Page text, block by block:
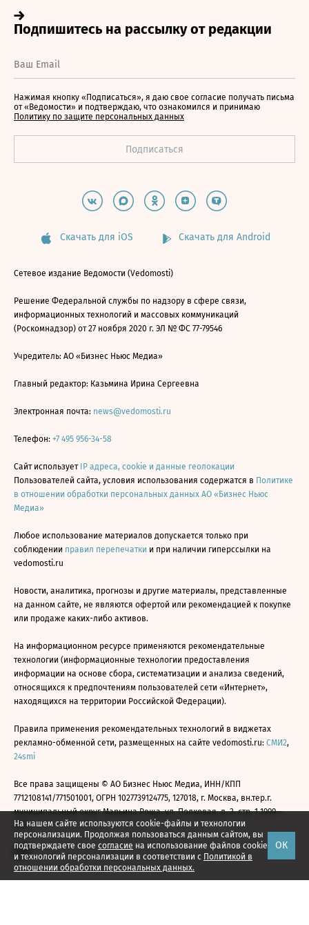
На нашем сайте используются cookie-файлы и технологии
персонализации. Продолжая пользоваться данным сайтом, вы
подтверждаете свое согласие на использование файлов cookie
и технологий персонализации в соответствии с Политикой в
отношении обработки персональных данных.
ОК
Нажимая кнопку «Подписаться», я даю свое согласие получать письма
от «Ведомости» и подтверждаю, что ознакомился и принимаю
Политику по защите персональных данных
Скачать для iOS Скачать для Android
Сетевое издание Ведомости (Vedomosti)
Решение Федеральной службы по надзору в сфере связи,
информационных технологий и массовых коммуникаций
(Роскомнадзор) от 27 ноября 2020 г. ЭЛ № ФС 77-79546
Учредитель: АО «Бизнес Ньюс Медиа»
Главный редактор: Казьмина Ирина Сергеевна
Электронная почта: news@vedomosti.ru
Телефон: +7 495 956-34-58
Сайт использует IP адреса, cookie и данные геолокации
Пользователей сайта, условия использования содержатся в Политике
в отношении обработки персональных данных АО «Бизнес Ньюс
Медиа»
Любое использование материалов допускается только при
соблюдении правил перепечатки и при наличии гиперссылки на
vedomosti.ru
Новости, аналитика, прогнозы и другие материалы, представленные
на данном сайте, не являются офертой или рекомендацией к покупке
или продаже каких-либо активов.
На информационном ресурсе применяются рекомендательные
технологии (информационные технологии предоставления
информации на основе сбора, систематизации и анализа сведений,
относящихся к предпочтениям пользователей сети «Интернет»,
находящихся на территории Российской Федерации).
Правила применения рекомендательных технологий в виджетах
рекламно-обменной сети, размещенных на сайте vedomosti.ru: СМИ2,
24smi
Все права защищены © АО Бизнес Ньюс Медиа, ИНН/КПП
7712108141/771501001, ОГРН 1027739124775, 127018, г. Москва, вн.тер.г.
муниципальный округ Марьина Роща, ул. Полковая, д. 3, стр. 1 1999—
2026